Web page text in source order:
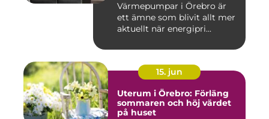
Värmepumpar i Örebro är
ett ämne som blivit allt mer
aktuellt när energipri...
15. jun
Uterum i Örebro: Förläng
sommaren och höj värdet
på huset